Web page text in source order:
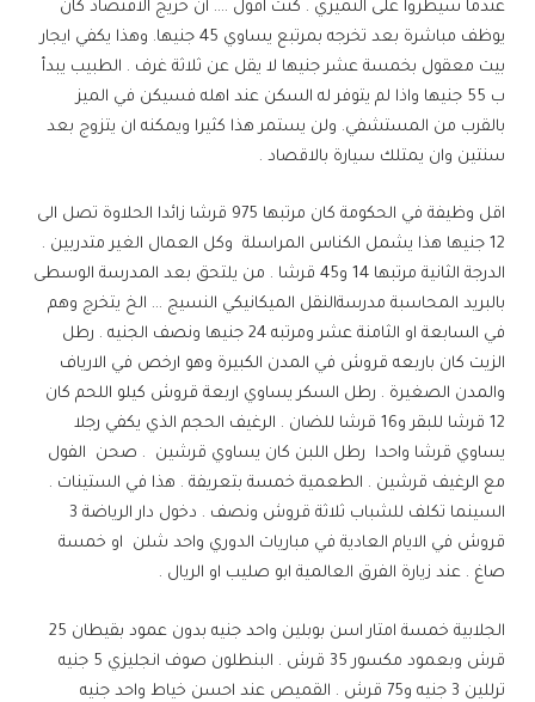
عندما سيطروا على النميري . كنت اقول …. أن خريج الاقتصاد كان
يوظف مباشرة بعد تخرجه بمرتبع يساوي 45 جنيها. وهذا يكفي ايجار
بيت معقول بخمسة عشر جنيها لا يقل عن ثلاثة غرف . الطبيب يبدأ
ب 55 جنيها واذا لم يتوفر له السكن عند اهله فسيكن في الميز
بالقرب من المستشفي. ولن يستمر هذا كثيرا ويمكنه ان يتزوج بعد
سنتين وان يمتلك سيارة بالاقصاد .
اقل وظيفة في الحكومة كان مرتبها 975 قرشا زائدا الحلاوة تصل الى
12 جنيها هذا يشمل الكناس المراسلة وكل العمال الغير متدربين .
الدرجة الثانية مرتبها 14 و45 قرشا . من يلتحق بعد المدرسة الوسطى
بالبريد المحاسبة مدرسةالنقل الميكانيكي النسيج … الخ يتخرج وهم
في السابعة او الثامنة عشر ومرتبه 24 جنيها ونصف الجنيه . رطل
الزيت كان باربعه قروش في المدن الكبيرة وهو ارخص في الارياف
والمدن الصغيرة . رطل السكر يساوي اربعة قروش كيلو اللحم كان
12 قرشا للبقر و16 قرشا للضان . الرغيف الحجم الذي يكفي رجلا
يساوي قرشا واحدا رطل اللبن كان يساوي قرشين . صحن الفول
مع الرغيف قرشين . الطعمية خمسة بتعريفة . هذا في الستينات .
السينما تكلف للشباب ثلاثة قروش ونصف . دخول دار الرياضة 3
قروش في الايام العادية في مباريات الدوري واحد شلن او خمسة
صاغ . عند زيارة الفرق العالمية ابو صليب او الريال .
الجلابية خمسة امتار اسن بوبلين واحد جنيه بدون عمود بقيطان 25
قرش وبعمود مكسور 35 قرش . البنطلون صوف انجليزي 5 جنيه
ترللين 3 جنيه و75 قرش . القميص عند احسن خياط واحد جنيه